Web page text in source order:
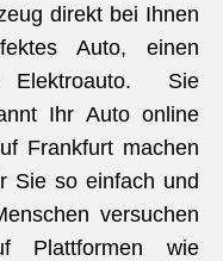
direkt bei Ihnen
Auto, einen
Elektroauto. Sie
Ihr Auto online
Frankfurt machen
Sie so einfach und
versuchen
Plattformen wie